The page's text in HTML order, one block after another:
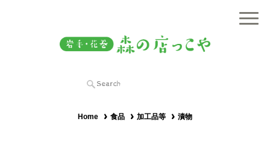
Home 食品 加工品等 漬物